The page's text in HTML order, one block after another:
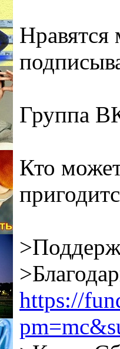
Группа
Кто
https://